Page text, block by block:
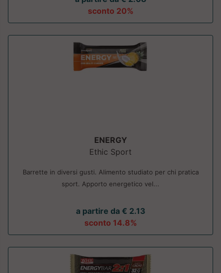
sconto 20%
ENERGY
Ethic Sport
Barrette in diversi gusti. Alimento studiato per chi pratica
sport. Apporto energetico vel...
a partire da € 2.13
sconto 14.8%